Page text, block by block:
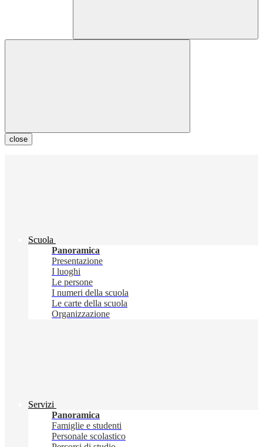
close
Scuola
Panoramica
Presentazione
I luoghi
Le persone
I numeri della scuola
Le carte della scuola
Organizzazione
Servizi
Panoramica
Famiglie e studenti
Personale scolastico